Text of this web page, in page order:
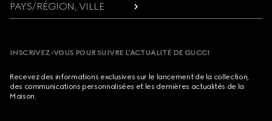
PAYS/RÉGION, VILLE
INSCRIVEZ-VOUS POUR SUIVRE L’ACTUALITÉ DE GUCCI
Recevez des informations exclusives sur le lancement de la collection,
des communications personnalisées et les dernières actualités de la
Maison.